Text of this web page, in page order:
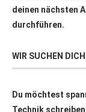
deinen nächsten
durchführen.
WIR SUCHEN
Du möchtest
Technik